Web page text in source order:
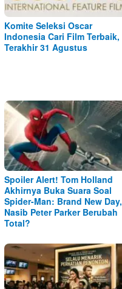
Komite Seleksi Oscar
Indonesia Cari Film Terbaik,
Terakhir 31 Agustus
Spoiler Alert! Tom Holland
Akhirnya Buka Suara Soal
Spider-Man: Brand New Day,
Nasib Peter Parker Berubah
Total?